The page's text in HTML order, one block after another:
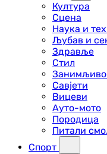
Култура
Сцена
Наука и
Љубав и
Здравље
Стил
Савјети
Вицеви
Ауто-мото
Породица
Питали
Спорт